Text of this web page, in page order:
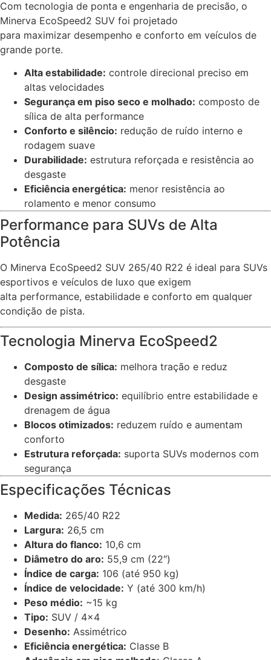
Com tecnologia de ponta e engenharia de precisão, o
Minerva EcoSpeed2 SUV foi projetado
para maximizar desempenho e conforto em veículos de
grande porte.
Alta estabilidade: controle direcional preciso em
altas velocidades
Segurança em piso seco e molhado: composto de
sílica de alta performance
Conforto e silêncio: redução de ruído interno e
rodagem suave
Durabilidade: estrutura reforçada e resistência ao
desgaste
Eficiência energética: menor resistência ao
rolamento e menor consumo
Performance para SUVs de Alta
Potência
O Minerva EcoSpeed2 SUV 265/40 R22 é ideal para SUVs
esportivos e veículos de luxo que exigem
alta performance, estabilidade e conforto em qualquer
condição de pista.
Tecnologia Minerva EcoSpeed2
Composto de sílica: melhora tração e reduz
desgaste
Design assimétrico: equilíbrio entre estabilidade e
drenagem de água
Blocos otimizados: reduzem ruído e aumentam
conforto
Estrutura reforçada: suporta SUVs modernos com
segurança
Especificações Técnicas
Medida: 265/40 R22
Largura: 26,5 cm
Altura do flanco: 10,6 cm
Diâmetro do aro: 55,9 cm (22″)
Índice de carga: 106 (até 950 kg)
Índice de velocidade: Y (até 300 km/h)
Peso médio: ~15 kg
Tipo: SUV / 4×4
Desenho: Assimétrico
Eficiência energética: Classe B